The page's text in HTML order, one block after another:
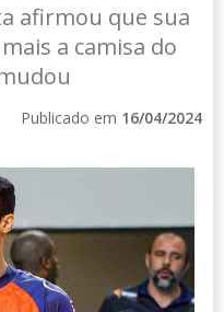
afirmou que sua
a camisa do
Publicado em 16/04/2024